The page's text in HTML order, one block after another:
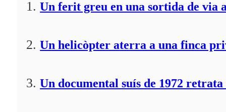
Un ferit greu en una sortida de via
Un helicòpter aterra a una finca
Un documental suís de 1972